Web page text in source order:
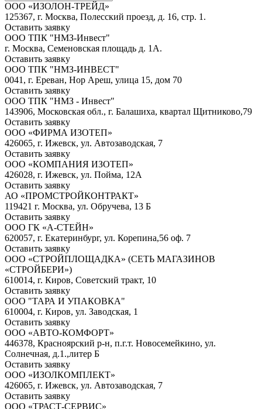
OOO «ИЗОЛОН-ТРЕЙД»
125367, г. Москва, Полесский проезд, д. 16, стр. 1.
Оставить заявку
ООО ТПК "НМЗ-Инвест"
г. Москва, Семеновская площадь д. 1А.
Оставить заявку
ООО ТПК "НМЗ-ИНВЕСТ"
0041, г. Ереван, Нор Ареш, улица 15, дом 70
Оставить заявку
ООО ТПК "НМЗ - Инвест"
143906, Московская обл., г. Балашиха, квартал Щитниково,79
Оставить заявку
ООО «ФИРМА ИЗОТЕП»
426065, г. Ижевск, ул. Автозаводская, 7
Оставить заявку
ООО «КОМПАНИЯ ИЗОТЕП»
426028, г. Ижевск, ул. Пойма, 12А
Оставить заявку
АО «ПРОМСТРОЙКОНТРАКТ»
119421 г. Москва, ул. Обручева, 13 Б
Оставить заявку
ООО ГК «А-СТЕЙН»
620057, г. Екатеринбург, ул. Корепина,56 оф. 7
Оставить заявку
ООО «СТРОЙПЛОЩАДКА» (СЕТЬ МАГАЗИНОВ
«СТРОЙБЕРИ»)
610014, г. Киров, Советский тракт, 10
Оставить заявку
ООО "ТАРА И УПАКОВКА"
610004, г. Киров, ул. Заводская, 1
Оставить заявку
ООО «АВТО-КОМФОРТ»
446378, Красноярский р-н, п.г.т. Новосемейкино, ул.
Солнечная, д.1.,литер Б
Оставить заявку
ООО «ИЗОЛКОМПЛЕКТ»
426065, г. Ижевск, ул. Автозаводская, 7
Оставить заявку
ООО «ТРАСТ-СЕРВИС»